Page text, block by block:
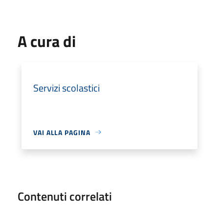
A cura di
Servizi scolastici
VAI ALLA PAGINA
Contenuti correlati